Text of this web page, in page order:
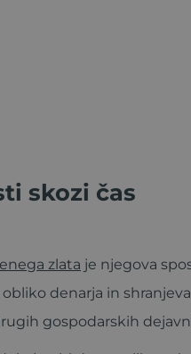
skozi čas
zlata je njegova
denarja in
gospodarskih